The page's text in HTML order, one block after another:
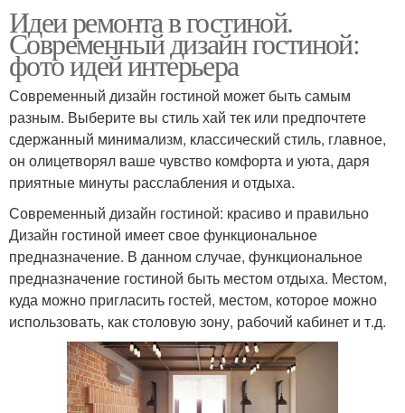
Идеи ремонта в гостиной.
Современный дизайн гостиной:
фото идей интерьера
Современный дизайн гостиной может быть самым
разным. Выберите вы стиль хай тек или предпочтете
сдержанный минимализм, классический стиль, главное,
он олицетворял ваше чувство комфорта и уюта, даря
приятные минуты расслабления и отдыха.
Современный дизайн гостиной: красиво и правильно
Дизайн гостиной имеет свое функциональное
предназначение. В данном случае, функциональное
предназначение гостиной быть местом отдыха. Местом,
куда можно пригласить гостей, местом, которое можно
использовать, как столовую зону, рабочий кабинет и т.д.